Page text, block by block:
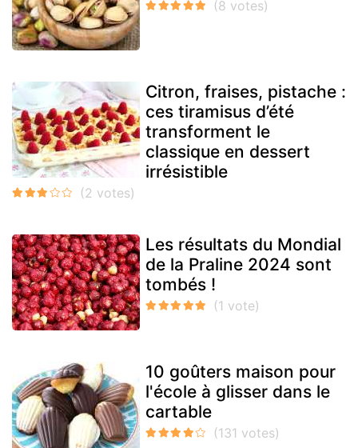
Citron, fraises, pistache :
ces tiramisus d’été
transforment le
classique en dessert
irrésistible
Les résultats du Mondial
de la Praline 2024 sont
tombés !
10 goûters maison pour
l'école à glisser dans le
cartable